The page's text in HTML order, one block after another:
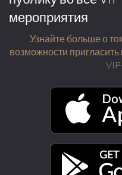
мероприятия
Узнайте больше о
возможности пригласить